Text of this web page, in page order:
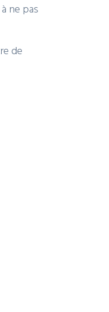
ne pas
de